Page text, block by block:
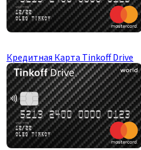
Кредитная Карта Tinkoff Drive